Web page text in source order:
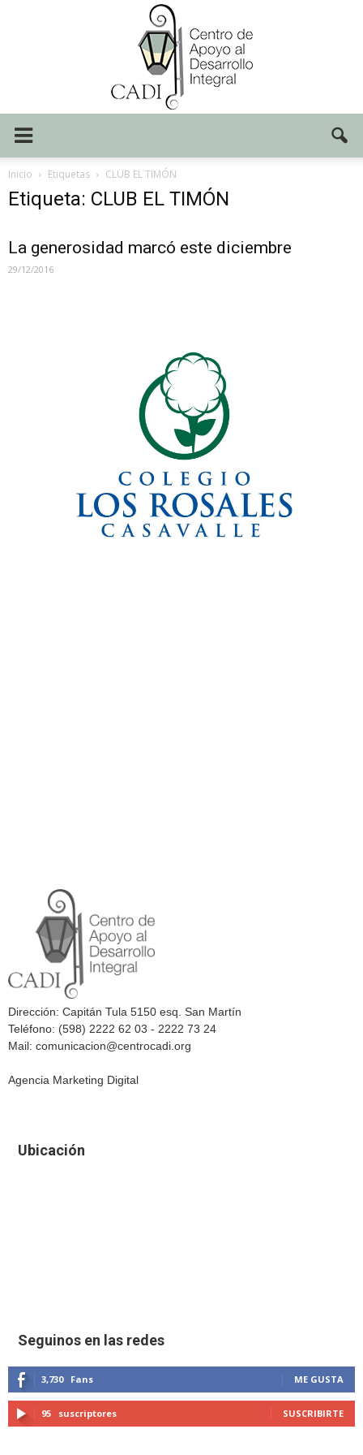
Inicio Etiquetas CLUB EL TIMÓN
Etiqueta: CLUB EL TIMÓN
La generosidad marcó este diciembre
29/12/2016
Dirección: Capitán Tula 5150 esq. San Martín
Teléfono: (598) 2222 62 03 - 2222 73 24
Mail: comunicacion@centrocadi.org
Agencia Marketing Digital
Ubicación
Seguinos en las redes
3,730 Fans ME GUSTA
95 suscriptores SUSCRIBIRTE